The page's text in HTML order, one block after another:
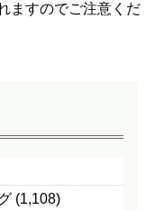
ますのでご注意くだ
(1,108)